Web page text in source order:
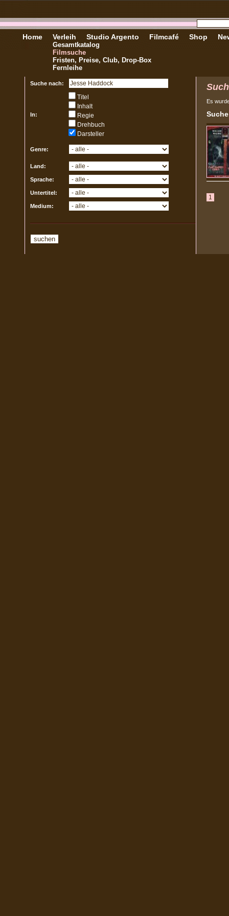
Home Verleih
Gesamtkatalog
Filmsuche
Fristen, Preise, Club, Drop-Box
Fernleihe
Studio Argento Filmcafé Shop
Suche nach:
In:
Titel
Inhalt
Regie
Drehbuch
Darsteller
Genre:
Land:
Sprache:
Untertitel:
Medium:
Es
1